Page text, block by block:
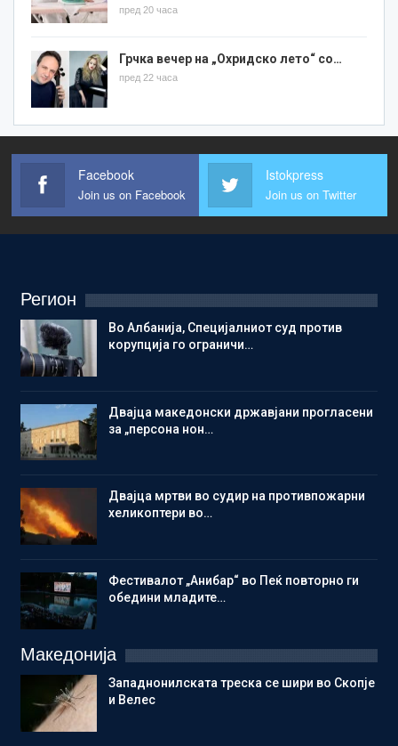
пред 20 часа
Грчка вечер на „Охридско лето“ со…
пред 22 часа
Facebook
Join us on Facebook
Istokpress
Join us on Twitter
Регион
Во Албанија, Специјалниот суд против
корупција го ограничи…
Двајца македонски државјани прогласени
за „персона нон…
Двајца мртви во судир на противпожарни
хеликоптери во…
Фестивалот „Анибар“ во Пеќ повторно ги
обедини младите…
Македонија
Западнонилската треска се шири во Скопје
и Велес